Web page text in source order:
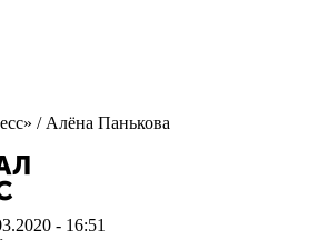
/ Алёна Панькова
- 16:51